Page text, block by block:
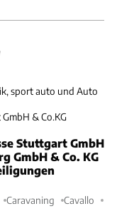
sport auto und Auto
& Co.KG
Stuttgart GmbH
GmbH & Co. KG
Caravaning Cavallo